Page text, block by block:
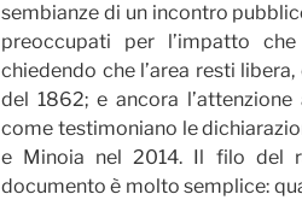
sembianze di un incontro
preoccupati per l’impatto
chiedendo che l’area resti
del 1862; e ancora
come testimoniano le
e Minoia nel 2014. Il filo del
documento è molto semplice: